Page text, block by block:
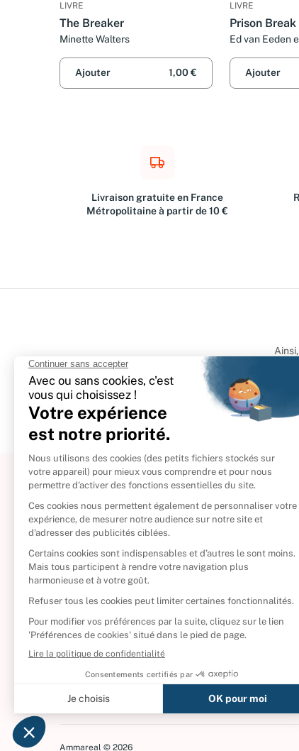
LIVRE
The Breaker
Minette Walters
Ajouter 1,00 €
LIVRE
Prison Break
Ed van Eeden
Ajouter
Livraison gratuite en France
Métropolitaine à partir de 10 €
À propos
Politique de retour
Reprendre vos livres
Qui sommes-nous ?
CD d'occasion
DVD d'occasion
Livres d’occasion
Ammareal © 2026